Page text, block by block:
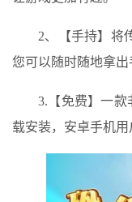
2、【手持】将
您可以随时随地拿出
3.【免费】一款
载安装，安卓手机用